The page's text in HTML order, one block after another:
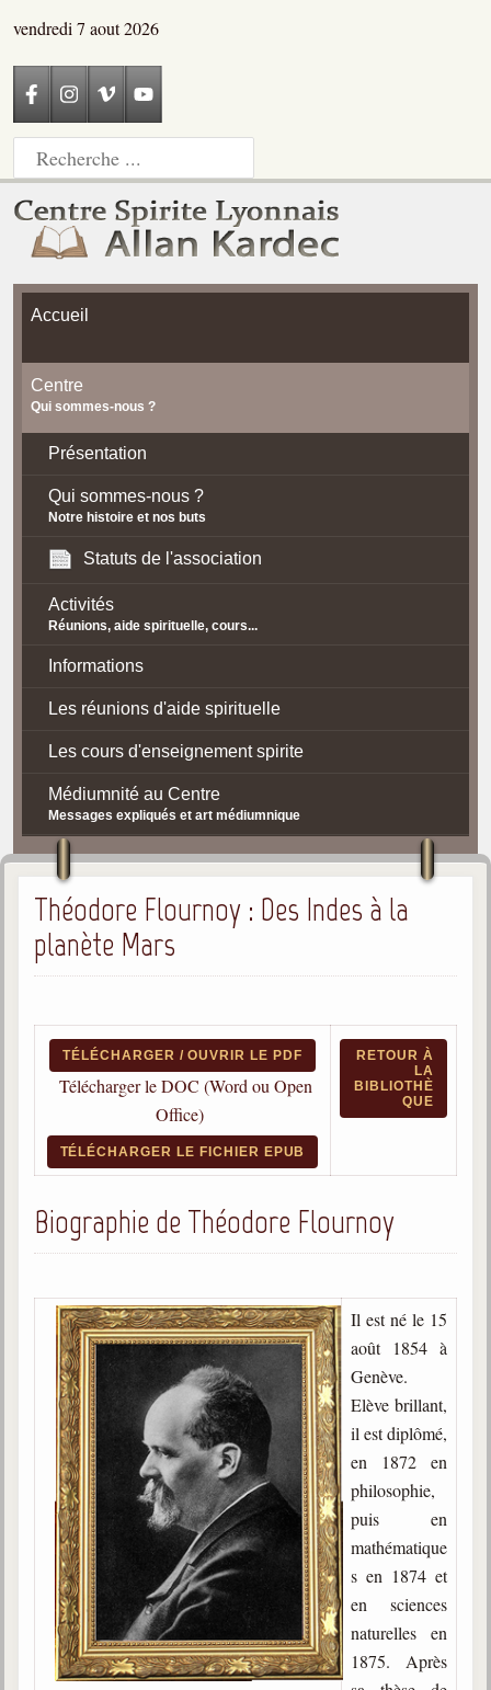
vendredi 7 aout 2026
Accueil
Centre
Qui sommes-nous ?
Présentation
Qui sommes-nous ?
Notre histoire et nos buts
Statuts de l'association
Activités
Réunions, aide spirituelle, cours...
Informations
Les réunions d'aide spirituelle
Les cours d'enseignement spirite
Médiumnité au Centre
Messages expliqués et art médiumnique
Contact / Accès
Plan d'accès
Spiritisme
Les bases du spiritisme
Historique
La doctrine d'Allan Kardec
But des manifestations spirites
Esprits
Les hommes
Les fondateurs
Allan Kardec
1804-1869
Léon Denis
1846-1927
Gabriel Delanne
1857-1926
Chico Xavier
1910-2002
Divaldo Franco
1927-2025
Théodore Flournoy : Des Indes à la
planète Mars
TÉLÉCHARGER / OUVRIR LE PDF
Télécharger le DOC (Word ou Open
Office)
TÉLÉCHARGER LE FICHIER EPUB
RETOUR À
LA
BIBLIOTHÈ
QUE
Biographie de Théodore Flournoy
Il est né le 15
août 1854 à
Genève.
Elève brillant,
il est diplômé,
en 1872 en
philosophie,
puis en
mathématique
s en 1874 et
en sciences
naturelles en
1875. Après